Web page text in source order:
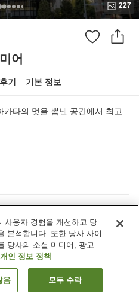
227
어
기 기본 정보
타의 멋을 뽐낸 공간에서 최고
사우나
레스토랑
보기
사용자 경험을 개선하고 당
분석합니다. 또한 당사 사이
당사의 소셜 미디어, 광고
개인 정보 정책
음 모두 수락